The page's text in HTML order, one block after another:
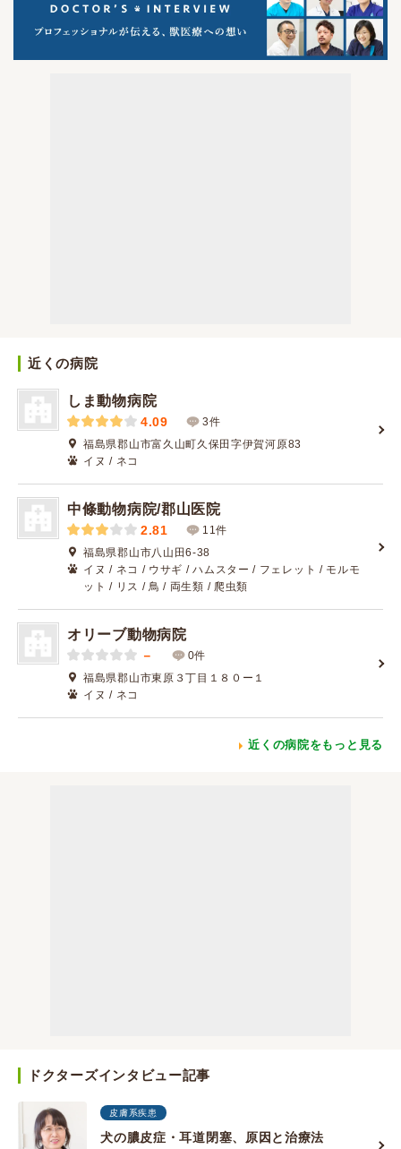
近くの病院
しま動物病院
4.09
3件
福島県郡山市富久山町久保田字伊賀河原83
イヌ / ネコ
中條動物病院/郡山医院
2.81
11件
福島県郡山市八山田6-38
イヌ / ネコ / ウサギ / ハムスター / フェレット / モルモ
ット / リス / 鳥 / 両生類 / 爬虫類
オリーブ動物病院
－
0件
福島県郡山市東原３丁目１８０ー１
イヌ / ネコ
近くの病院をもっと見る
ドクターズインタビュー記事
皮膚系疾患
犬の膿皮症・耳道閉塞、原因と治療法